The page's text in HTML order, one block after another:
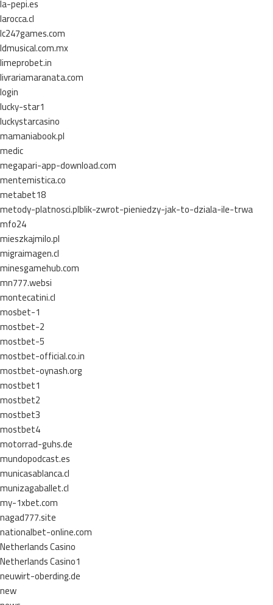
la-pepi.es
larocca.cl
lc247games.com
ldmusical.com.mx
limeprobet.in
livrariamaranata.com
login
lucky-star1
luckystarcasino
mamaniabook.pl
medic
megapari-app-download.com
mentemistica.co
metabet18
metody-platnosci.plblik-zwrot-pieniedzy-jak-to-dziala-ile-trwa
mfo24
mieszkajmilo.pl
migraimagen.cl
minesgamehub.com
mn777.websi
montecatini.cl
mosbet-1
mostbet-2
mostbet-5
mostbet-official.co.in
mostbet-oynash.org
mostbet1
mostbet2
mostbet3
mostbet4
motorrad-guhs.de
mundopodcast.es
municasablanca.cl
munizagaballet.cl
my-1xbet.com
nagad777.site
nationalbet-online.com
Netherlands Casino
Netherlands Casino1
neuwirt-oberding.de
new